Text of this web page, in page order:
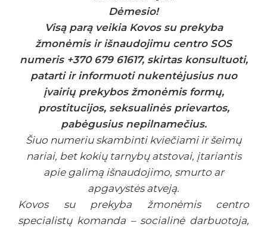
Dėmesio!
Visą parą veikia Kovos su prekyba
žmonėmis ir išnaudojimu centro SOS
numeris +370 679 61617, skirtas konsultuoti,
patarti ir informuoti nukentėjusius nuo
įvairių prekybos žmonėmis formų,
prostitucijos, seksualinės prievartos,
pabėgusius nepilnamečius.
Šiuo numeriu skambinti kviečiami ir šeimų
nariai, bet kokių tarnybų atstovai, įtariantis
apie galimą išnaudojimo, smurto ar
apgavystės atveją.
Kovos su prekyba žmonėmis centro
specialistų komanda – socialinė darbuotoja,